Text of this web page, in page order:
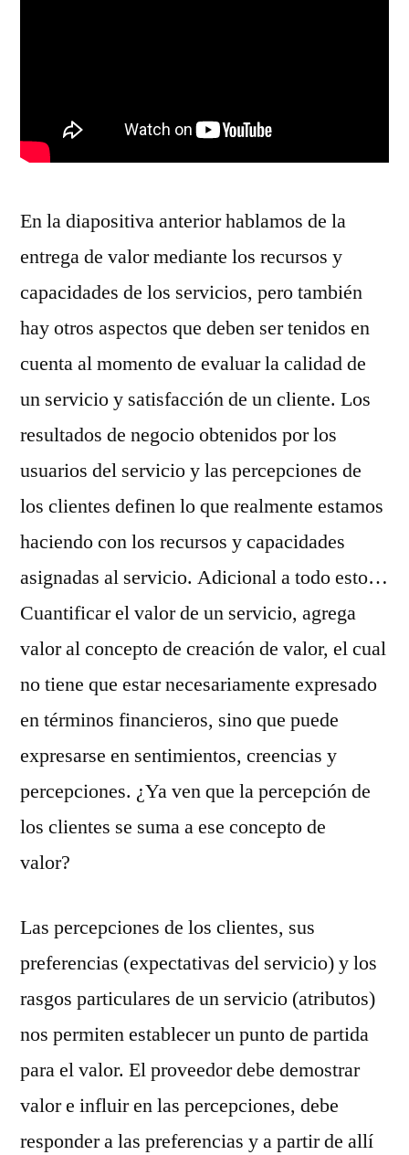
En la diapositiva anterior hablamos de la
entrega de valor mediante los recursos y
capacidades de los servicios, pero también
hay otros aspectos que deben ser tenidos en
cuenta al momento de evaluar la calidad de
un servicio y satisfacción de un cliente. Los
resultados de negocio obtenidos por los
usuarios del servicio y las percepciones de
los clientes definen lo que realmente estamos
haciendo con los recursos y capacidades
asignadas al servicio. Adicional a todo esto…
Cuantificar el valor de un servicio, agrega
valor al concepto de creación de valor, el cual
no tiene que estar necesariamente expresado
en términos financieros, sino que puede
expresarse en sentimientos, creencias y
percepciones. ¿Ya ven que la percepción de
los clientes se suma a ese concepto de
valor?
Las percepciones de los clientes, sus
preferencias (expectativas del servicio) y los
rasgos particulares de un servicio (atributos)
nos permiten establecer un punto de partida
para el valor. El proveedor debe demostrar
valor e influir en las percepciones, debe
responder a las preferencias y a partir de allí